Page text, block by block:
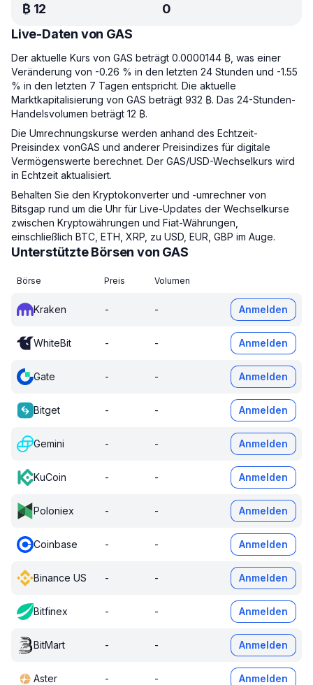
₿ 12
0
Live-Daten von GAS
Der aktuelle Kurs von GAS beträgt 0.0000144 ₿, was einer
Veränderung von -0.26 % in den letzten 24 Stunden und -1.55
% in den letzten 7 Tagen entspricht. Die aktuelle
Marktkapitalisierung von GAS beträgt 932 ₿. Das 24-Stunden-
Handelsvolumen beträgt 12 ₿.
Die Umrechnungskurse werden anhand des Echtzeit-
Preisindex vonGAS und anderer Preisindizes für digitale
Vermögenswerte berechnet. Der GAS/USD-Wechselkurs wird
in Echtzeit aktualisiert.
Behalten Sie den Kryptokonverter und -umrechner von
Bitsgap rund um die Uhr für Live-Updates der Wechselkurse
zwischen Kryptowährungen und Fiat-Währungen,
einschließlich BTC, ETH, XRP, zu USD, EUR, GBP im Auge.
Unterstützte Börsen von GAS
Börse Preis Volumen
Kraken - - Anmelden
WhiteBit - - Anmelden
Gate - - Anmelden
Bitget - - Anmelden
Gemini - - Anmelden
KuCoin - - Anmelden
Poloniex - - Anmelden
Coinbase - - Anmelden
Binance US - - Anmelden
Bitfinex - - Anmelden
BitMart - - Anmelden
Aster - - Anmelden